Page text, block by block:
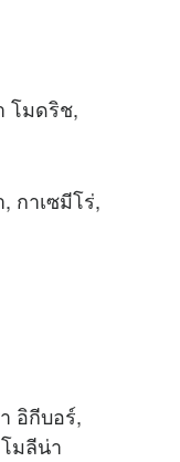
โมดริช,
กาเซมีโร่,
อิกีบอร์,
มลีน่า